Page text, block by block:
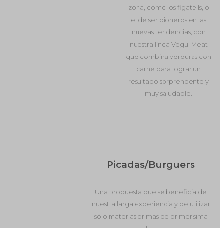
zona, como los figatells, o
el de ser pioneros en las
nuevas tendencias, con
nuestra línea Vegui Meat
que combina verduras con
carne para lograr un
resultado sorprendente y
muy saludable.
Picadas/Burguers
Una propuesta que se beneficia de
nuestra larga experiencia y de utilizar
sólo materias primas de primerísima